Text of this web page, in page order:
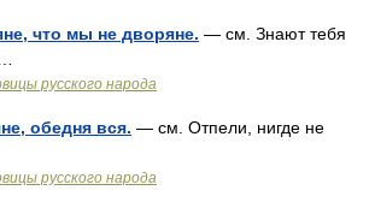
что мы не дворяне. — см. Знают тебя
русского народа
обедня вся. — см. Отпели, нигде не
русского народа